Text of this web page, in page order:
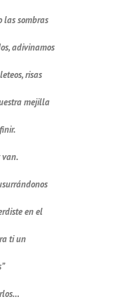
las sombras
adivinamos
risas
mejilla
van.
en el
ti un